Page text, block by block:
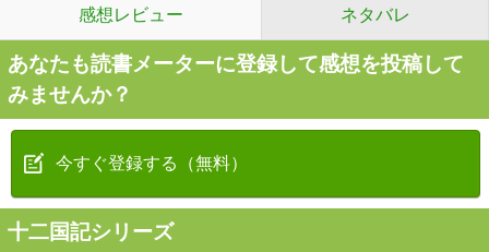
感想レビュー ネタバレ
あなたも読書メーターに登録して感想を投稿して
みませんか？
今すぐ登録する（無料）
十二国記シリーズ